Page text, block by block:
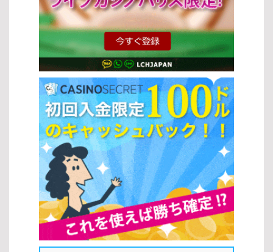
じて配当を受け取る この基本操作を理解することで、スロットと法
律の安全な環境の中で安心してプレイを始めることができます。
を増やすチャンスが広がります。 フリースピン: 無料でスピンでき
る機能で、追加の勝利チャンスを得られます。 マルチプライヤー:
配当を倍増させる機能で、高額当選を狙えます。 ボーナスラウンド:
特別なゲームモードで、通常よりも大きな報酬が期待できます。 こ
れらの基本操作と機能を理解することで、さまざまなスロットの種
類をより深く楽しむことができるでしょう。自分のスタイルに合っ
たプレイ方法を見つけて、効率よくゲームを進めてください。 人気
のスロットゲーム 代表的なゲームタイトル 特に人気の高いスロット
ゲームには、以下のようなタイトルがあります。 スターライトプリ
ンセス：幻想的な世界観と高いボーナス性能が魅力のスロットの種
類です。 フルーツパーティー：シンプルで分かりやすく、初心者に
もおすすめのスロットです。 バトルオブザグッズ：戦士や冒険をテ
ーマにした、演出が豊富なスロットとして人気があります。 ゲーム
プロバイダーの紹介 さまざまなスロットの種類を提供している開発
会社にも注目することで、より質の高いゲームを楽しめます。
Microgaming：業界を代表するプロバイダーで、多彩なスロットの
種類を展開しています。 NetEnt：革新的な機能と高品質なデザイン
で知られています。 Play’n GO：モバイル対応に優れ、遊びやすい
スロットの種類が豊富です。 新作スロットゲームのトレンド 近年の
スロットの種類には、最新技術を活用したトレンドが反映されてい
ます。 ビデオスロットの進化：ストーリー性のある演出が強化され
ています。 ボーナス機能の多様化：インタラクティブな要素が増え
ています。 モバイル最適化：スマートフォンで快適に遊べる設計が
ル形式で、シンプルなゲーム性が特徴 ビデオスロット：5リール以
上で多彩な演出やボーナス機能を搭載 プログレッシブジャックポッ
ト：プレイごとに賞金が増加し、大きな当たりが狙える 3Dスロッ
ト：高品質なグラフィックと没入感のある演出が魅力 オンラインス
ロットとランドカジノの違い オンラインスロットとランドカジノに
は、それぞれ異なるメリットがあります。スロットの攻略法を活か
すには、自分に合った環境を選ぶことも重要です。 特徴 オンライン
スロット ランドカジノ アクセス いつでもどこでもプレイ可能 特定
の場所でプレイ ボーナス 豊富な特典やプロモーション 基本的に特
典は少ない 環境 自宅など快適な環境 リアルなカジノ体験 スロット
の攻略法を正しく理解し、ゲームの種類やプレイ環境を選択するこ
とで、自分に最適なスタイルで楽しみながら勝率向上を目指すこと
ができます。 スロットの人気の理由 簡単なプレイ方法 スロットは
シンプルな操作性が魅力で、多くのプレイヤーに支持されていま
す。複雑なルールを覚える必要がなく、初心者でもすぐに楽しめる
点が特徴です。また、スロットの攻略法を理解することで、より効
率的にゲームを進めることも可能になります。 ルールがシンプルで
直感的にプレイできる すぐにゲームを開始できる手軽さ フリースピ
ンやボーナス機能など追加要素が豊富 ジャックポットの魅力 スロッ
トの大きな魅力の一つがジャックポットです。高額賞金を狙える点
が、多くのプレイヤーを惹きつけています。スロットの攻略法を活
用しながらプレイすることで、こうしたチャンスをより効果的に狙
うことができます。 一度の当たりで大きな賞金を獲得できる可能性